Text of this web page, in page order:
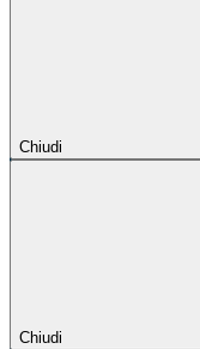
Chiudi
Chiudi